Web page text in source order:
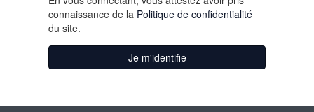
connaissance de la Politique de confidentialité
du site.
Je m'identifie